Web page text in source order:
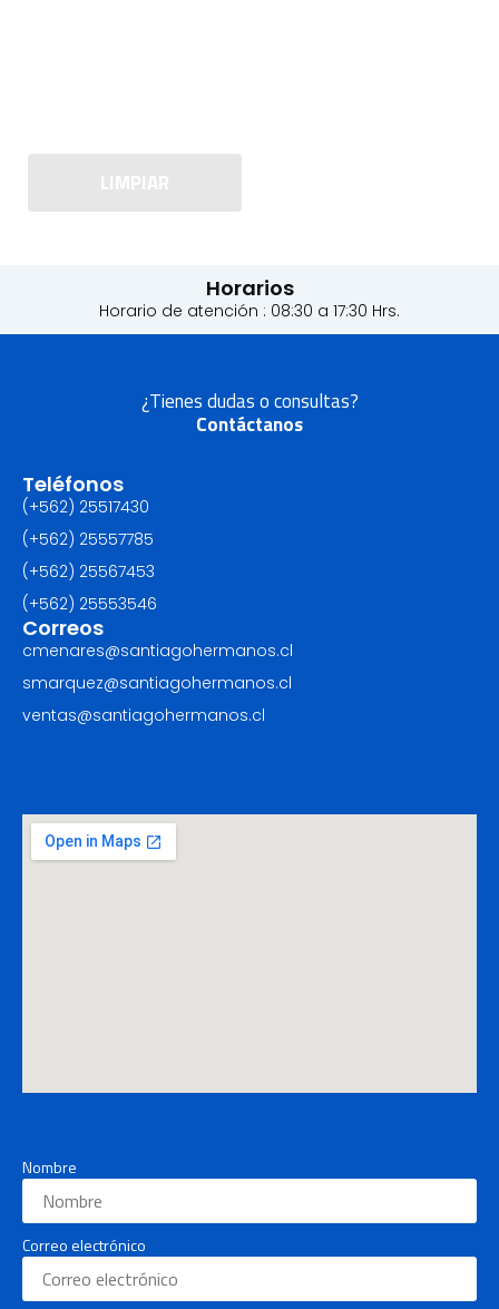
LIMPIAR
Horarios
Horario de atención : 08:30 a 17:30 Hrs.
¿Tienes dudas o consultas?
Contáctanos
Teléfonos
(+562) 25517430‬
(+562) 25557785
(+562) 25567453‬
(+562) ‪25553546
Correos
cmenares@santiagohermanos.cl
smarquez@santiagohermanos.cl
ventas@santiagohermanos.cl
Nombre
Correo electrónico